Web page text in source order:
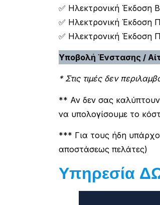
✅ Ηλεκτρονική Έκδοση
✅ Ηλεκτρονική Έκδοση
✅ Ηλεκτρονική Έκδοση
Υποβολή Ένστασης /
* Στις τιμές δεν
** Αν δεν σας
να υπολογίσουμε το
*** Για τους ήδη
αποστάσεως πελάτες)
Υπηρεσία